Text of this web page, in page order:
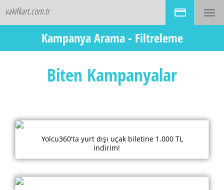
vakifkart.com.tr
Kampanya Arama
Kart Tipi Seçin
Biten Kampanyalar
Kampanya Arama - Filtreleme
Biten Kampanyalar
Yolcu360'ta yurt dışı uçak biletine 1.000 TL
indirim!